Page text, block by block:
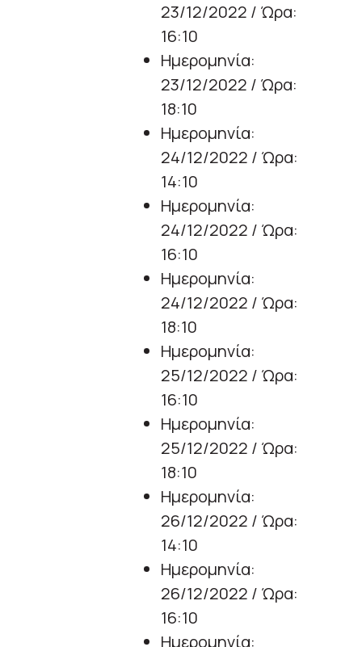
23/12/2022 / Ώρα:
16:10
Ημερομηνία:
23/12/2022 / Ώρα:
18:10
Ημερομηνία:
24/12/2022 / Ώρα:
14:10
Ημερομηνία:
24/12/2022 / Ώρα:
16:10
Ημερομηνία:
24/12/2022 / Ώρα:
18:10
Ημερομηνία:
25/12/2022 / Ώρα:
16:10
Ημερομηνία:
25/12/2022 / Ώρα:
18:10
Ημερομηνία:
26/12/2022 / Ώρα:
14:10
Ημερομηνία:
26/12/2022 / Ώρα:
16:10
Ημερομηνία: